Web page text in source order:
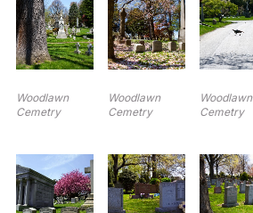
Woodlawn
Cemetry
Woodlawn
Cemetry
Woodlawn
Cemetry